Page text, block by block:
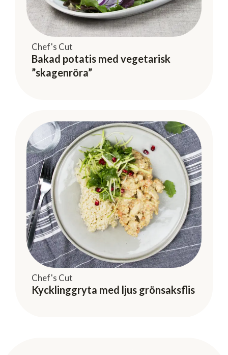
Chef's Cut
Bakad potatis med vegetarisk
”skagenröra”
Chef's Cut
Kycklinggryta med ljus grönsaksflis